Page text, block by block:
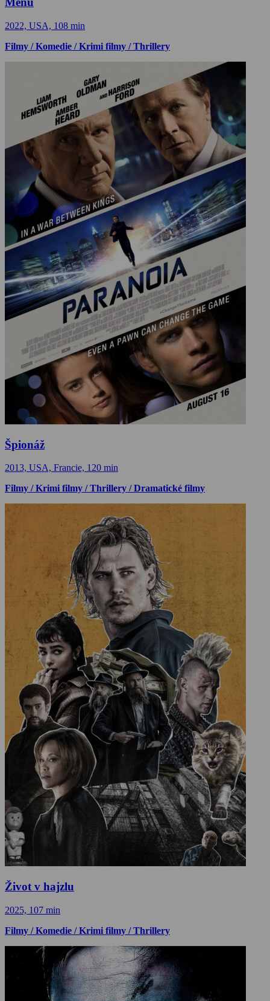
2022, USA, 108 min
Filmy / Komedie / Krimi filmy / Thrillery
Špionáž
2013, USA, Francie, 120 min
Filmy / Krimi filmy / Thrillery / Dramatické filmy
Život v hajzlu
2025, 107 min
Filmy / Komedie / Krimi filmy / Thrillery